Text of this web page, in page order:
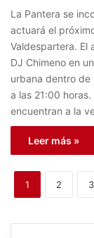
La Pantera se
actuará el
Valdespartera. El
DJ Chimeno en
urbana dentro de
a las 21:00
encuentran a la
Leer más »
1 2 3